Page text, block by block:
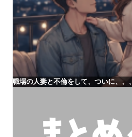
職場の人妻と不倫をして、ついに、、、